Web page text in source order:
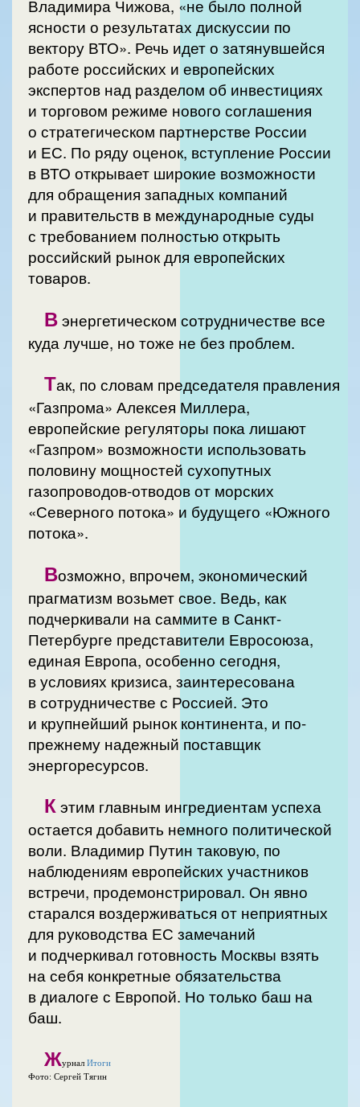
Владимира Чижова, «не было полной
ясности о результатах дискуссии по
вектору ВТО». Речь идет о затянувшейся
работе российских и европейских
экспертов над разделом об инвестициях
и торговом режиме нового соглашения
о стратегическом партнерстве России
и ЕС. По ряду оценок, вступление России
в ВТО открывает широкие возможности
для обращения западных компаний
и правительств в международные суды
с требованием полностью открыть
российский рынок для европейских
товаров.
Вэнергетическом сотрудничестве все
куда лучше, но тоже не без проблем.
Так, по словам председателя правления
«Газпрома» Алексея Миллера,
европейские регуляторы пока лишают
«Газпром» возможности использовать
половину мощностей сухопутных
газопроводов-отводов от морских
«Северного потока» и будущего «Южного
потока».
Возможно, впрочем, экономический
прагматизм возьмет свое. Ведь, как
подчеркивали на саммите в Санкт-
Петербурге представители Евросоюза,
единая Европа, особенно сегодня,
в условиях кризиса, заинтересована
в сотрудничестве с Россией. Это
и крупнейший рынок континента, и по-
прежнему надежный поставщик
энергоресурсов.
Кэтим главным ингредиентам успеха
остается добавить немного политической
воли. Владимир Путин таковую, по
наблюдениям европейских участников
встречи, продемонстрировал. Он явно
старался воздерживаться от неприятных
для руководства ЕС замечаний
и подчеркивал готовность Москвы взять
на себя конкретные обязательства
в диалоге с Европой. Но только баш на
баш.
Журнал Итоги
Фото: Сергей Тягин